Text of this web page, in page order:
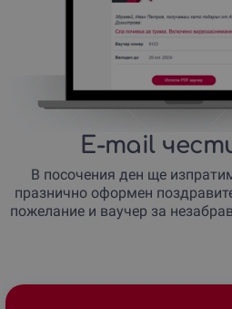
E-mail
В посочения ден ще
празнично оформен
пожелание и ваучер за